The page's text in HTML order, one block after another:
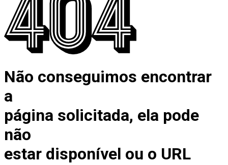
Não conseguimos encontrar
a
página solicitada, ela pode
não
estar disponível ou o URL